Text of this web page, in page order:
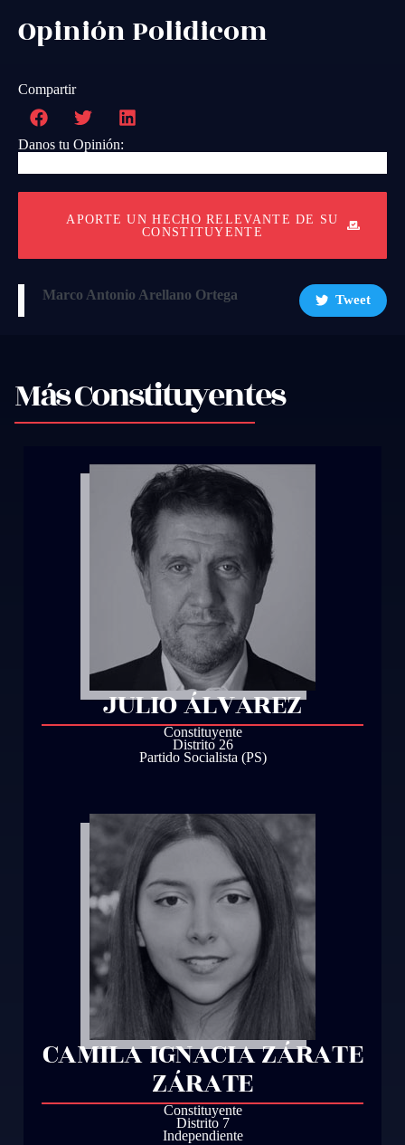
Opinión Polidicom
Compartir
Danos tu Opinión:
APORTE UN HECHO RELEVANTE DE SU
CONSTITUYENTE
Marco Antonio Arellano Ortega Tweet
Más Constituyentes
JULIO ÁLVAREZ
Constituyente
Distrito 26
Partido Socialista (PS)
CAMILA IGNACIA ZÁRATE
ZÁRATE
Constituyente
Distrito 7
Independiente